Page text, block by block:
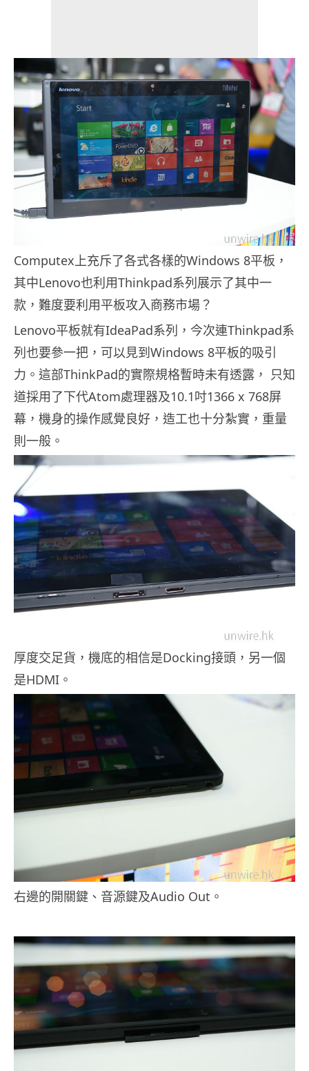
Computex上充斥了各式各樣的Windows 8平板，
其中Lenovo也利用Thinkpad系列展示了其中一
款，難度要利用平板攻入商務市場？
Lenovo平板就有IdeaPad系列，今次連Thinkpad系
列也要參一把，可以見到Windows 8平板的吸引
力。這部ThinkPad的實際規格暫時未有透露， 只知
道採用了下代Atom處理器及10.1吋1366 x 768屏
幕，機身的操作感覺良好，造工也十分紮實，重量
則一般。
厚度交足貨，機底的相信是Docking接頭，另一個
是HDMI。
右邊的開關鍵、音源鍵及Audio Out。